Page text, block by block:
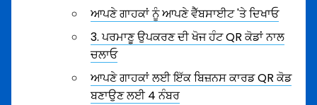
ਆਪਣੇ ਗਾਹਕਾਂ ਨੂੰ ਆਪਣੇ ਵੈੱਬਸਾਈਟ 'ਤੇ ਦਿਖਾਓ
3. ਪਰਮਾਣੂ ਉਪਕਰਣ ਦੀ ਖੋਜ ਹੰਟ QR ਕੋਡਾਂ ਨਾਲ
ਚਲਾਓ
ਆਪਣੇ ਗਾਹਕਾਂ ਲਈ ਇੱਕ ਬਿਜ਼ਨਸ ਕਾਰਡ QR ਕੋਡ
ਬਣਾਉਣ ਲਈ 4 ਨੰਬਰ